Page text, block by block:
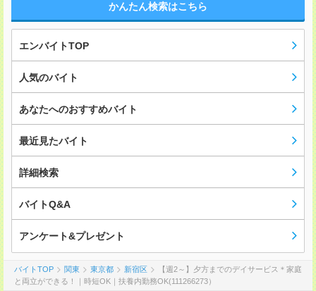
かんたん検索はこちら
エンバイトTOP
人気のバイト
あなたへのおすすめバイト
最近見たバイト
詳細検索
バイトQ&A
アンケート&プレゼント
バイトTOP 関東 東京都 新宿区
【週2～】夕方までのデイサービス＊家庭
と両立ができる！｜時短OK｜扶養内勤務OK(111266273）